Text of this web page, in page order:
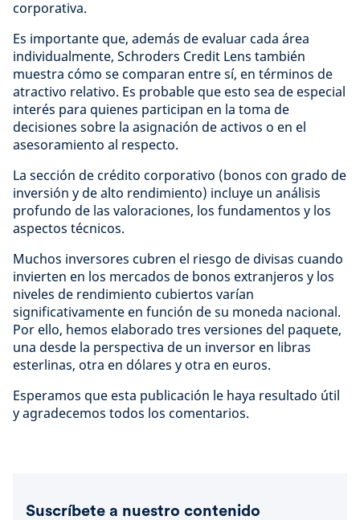
corporativa.
Es importante que, además de evaluar cada área
individualmente, Schroders Credit Lens también
muestra cómo se comparan entre sí, en términos de
atractivo relativo. Es probable que esto sea de especial
interés para quienes participan en la toma de
decisiones sobre la asignación de activos o en el
asesoramiento al respecto.
La sección de crédito corporativo (bonos con grado de
inversión y de alto rendimiento) incluye un análisis
profundo de las valoraciones, los fundamentos y los
aspectos técnicos.
Muchos inversores cubren el riesgo de divisas cuando
invierten en los mercados de bonos extranjeros y los
niveles de rendimiento cubiertos varían
significativamente en función de su moneda nacional.
Por ello, hemos elaborado tres versiones del paquete,
una desde la perspectiva de un inversor en libras
esterlinas, otra en dólares y otra en euros.
Esperamos que esta publicación le haya resultado útil
y agradecemos todos los comentarios.
Suscríbete a nuestro contenido